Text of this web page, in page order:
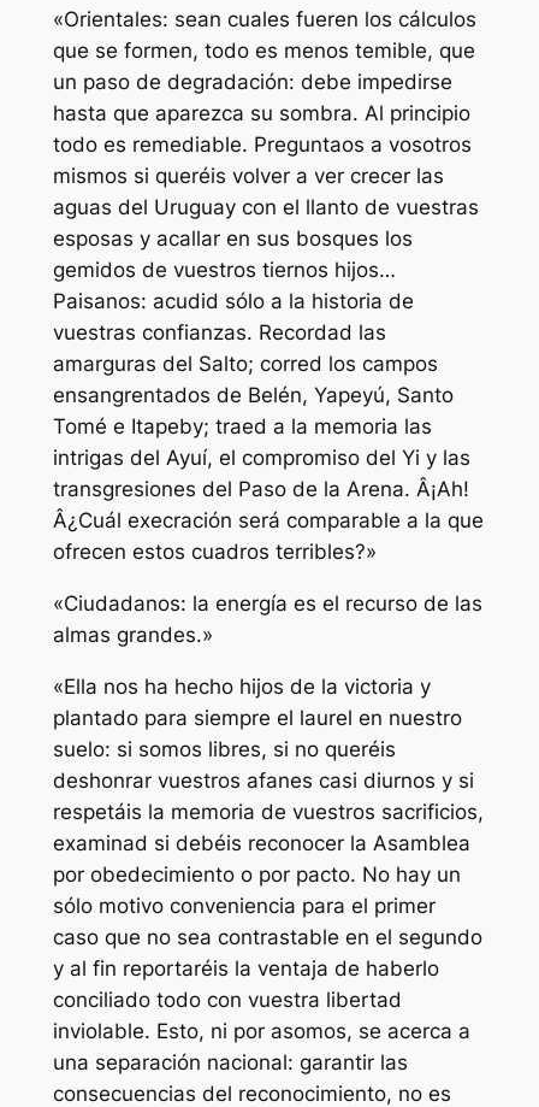
«Orientales: sean cuales fueren los cálculos
que se formen, todo es menos temible, que
un paso de degradación: debe impedirse
hasta que aparezca su sombra. Al principio
todo es remediable. Preguntaos a vosotros
mismos si queréis volver a ver crecer las
aguas del Uruguay con el llanto de vuestras
esposas y acallar en sus bosques los
gemidos de vuestros tiernos hijos…
Paisanos: acudid sólo a la historia de
vuestras confianzas. Recordad las
amarguras del Salto; corred los campos
ensangrentados de Belén, Yapeyú, Santo
Tomé e Itapeby; traed a la memoria las
intrigas del Ayuí, el compromiso del Yi y las
transgresiones del Paso de la Arena. Â¡Ah!
Â¿Cuál execración será comparable a la que
ofrecen estos cuadros terribles?»
«Ciudadanos: la energía es el recurso de las
almas grandes.»
«Ella nos ha hecho hijos de la victoria y
plantado para siempre el laurel en nuestro
suelo: si somos libres, si no queréis
deshonrar vuestros afanes casi diurnos y si
respetáis la memoria de vuestros sacrificios,
examinad si debéis reconocer la Asamblea
por obedecimiento o por pacto. No hay un
sólo motivo conveniencia para el primer
caso que no sea contrastable en el segundo
y al fin reportaréis la ventaja de haberlo
conciliado todo con vuestra libertad
inviolable. Esto, ni por asomos, se acerca a
una separación nacional: garantir las
consecuencias del reconocimiento, no es